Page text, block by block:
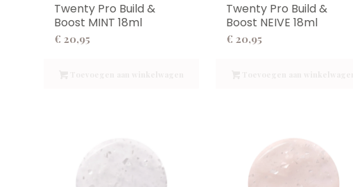
Twenty Pro Build &
Boost MINT 18ml
€ 20,95
Twenty Pro Build &
Boost NEIVE 18ml
€ 20,95